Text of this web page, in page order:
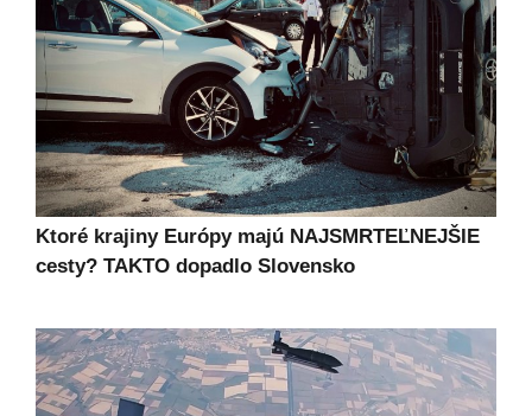
Ktoré krajiny Európy majú NAJSMRTEĽNEJŠIE
cesty? TAKTO dopadlo Slovensko